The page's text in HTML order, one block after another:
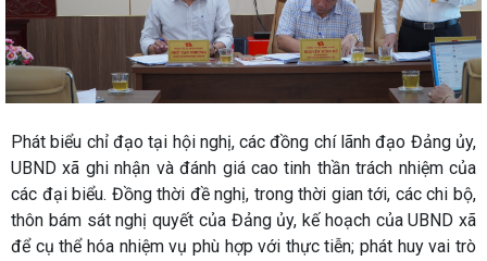
Phát biểu chỉ đạo tại hội nghị, các đồng chí lãnh đạo Đảng ủy,
UBND xã ghi nhận và đánh giá cao tinh thần trách nhiệm của
các đại biểu. Đồng thời đề nghị, trong thời gian tới, các chi bộ,
thôn bám sát nghị quyết của Đảng ủy, kế hoạch của UBND xã
để cụ thể hóa nhiệm vụ phù hợp với thực tiễn; phát huy vai trò